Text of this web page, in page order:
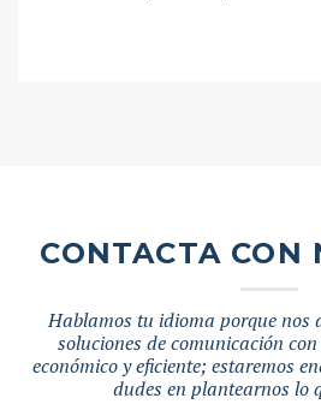
CONTACTA CON
Hablamos tu idioma porque nos
soluciones de comunicación
económico y eficiente; estaremos
dudes en plantearnos lo